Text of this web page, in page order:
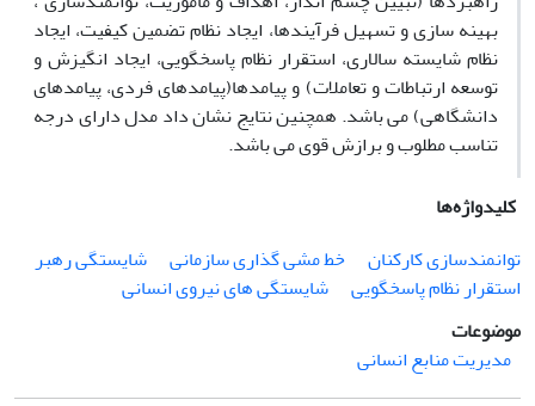
بهینه سازی و تسهیل فرآیندها، ایجاد نظام تضمین کیفیت، ایجاد
نظام شایسته سالاری، استقرار نظام پاسخگویی، ایجاد انگیزش و
توسعه ارتباطات و تعاملات) و پیامدها(پیامدهای فردی، پیامدهای
دانشگاهی) می باشد. همچنین نتایج نشان داد مدل دارای درجه
تناسب مطلوب و برازش قوی می باشد.
کلیدواژه‌ها
توانمندسازی کارکنان
خط مشی گذاری سازمانی
شایستگی رهبر
استقرار نظام پاسخگویی
شایستگی های نیروی انسانی
موضوعات
مدیریت منابع انسانی